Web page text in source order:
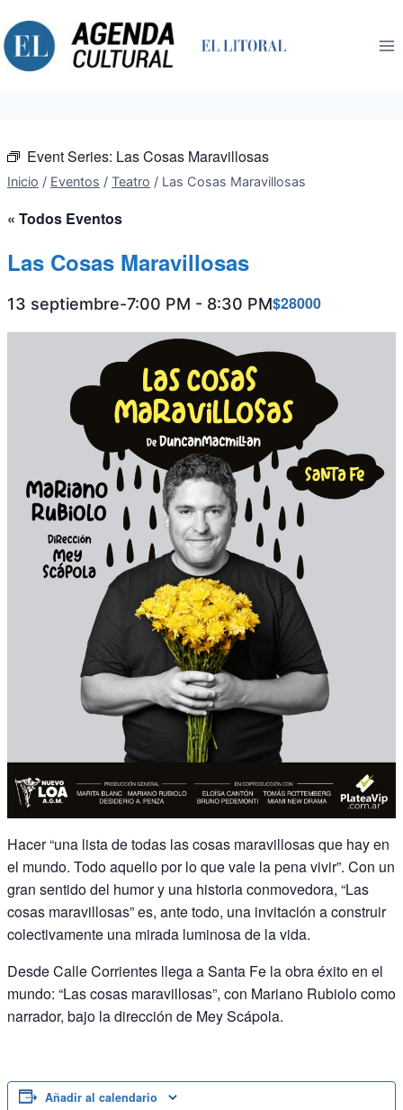
al
contenido
Event Series: Las Cosas Maravillosas
Inicio / Eventos / Teatro / Las Cosas Maravillosas
« Todos Eventos
Las Cosas Maravillosas
13 septiembre-7:00 PM - 8:30 PM$28000
Hacer “una lista de todas las cosas maravillosas que hay en
el mundo. Todo aquello por lo que vale la pena vivir”. Con un
gran sentido del humor y una historia conmovedora, “Las
cosas maravillosas” es, ante todo, una invitación a construir
colectivamente una mirada luminosa de la vida.
Desde Calle Corrientes llega a Santa Fe la obra éxito en el
mundo: “Las cosas maravillosas”, con Mariano Rubiolo como
narrador, bajo la dirección de Mey Scápola.
Añadir al calendario